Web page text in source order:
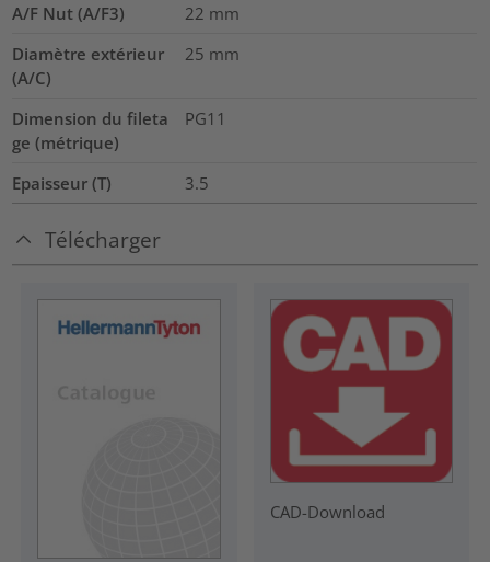
A/F Nut (A/F3) 22 mm
Diamètre extérieur
(A/C)
25 mm
Dimension du fileta
ge (métrique)
PG11
Epaisseur (T) 3.5
Télécharger
CAD-Download